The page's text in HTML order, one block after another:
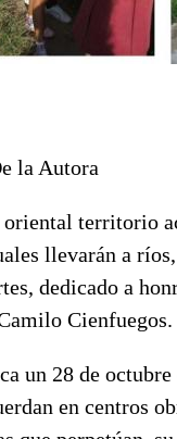
la Autora
territorio
llevarán a
dedicado a
Cienfuegos.
un 28 de
en centros